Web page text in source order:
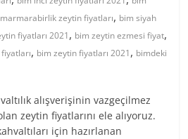
zeytin fiyatları, bim siyah
fiyatları 2021, bim zeytin ezmesi fiyat,
, bim zeytin fiyatları 2021, bimdeki
alışverişinin vazgeçilmez
zeytin fiyatlarını ele alıyoruz.
için hazırlanan